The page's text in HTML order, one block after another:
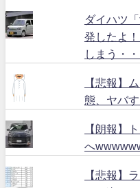
ダイハツ
発したよ
しまう・・
【悲報】
態、ヤバ
【朗報】
へ
【悲報】